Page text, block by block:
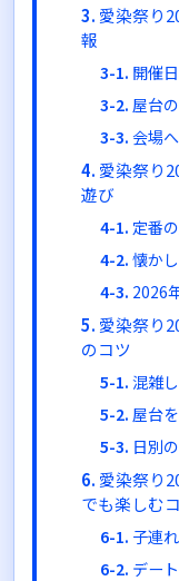
愛染祭り
報
開催
屋台
会場
愛染祭り
遊び
定番
懐か
2026
愛染祭り
のコツ
混雑
屋台
日別
愛染祭り
でも楽しむ
子連
デー